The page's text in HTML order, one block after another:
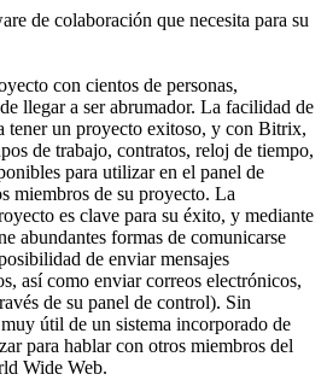
de colaboración que necesita para su
con cientos de personas,
llegar a ser abrumador. La facilidad de
tener un proyecto exitoso, y con Bitrix,
de trabajo, contratos, reloj de tiempo,
para utilizar en el panel de
miembros de su proyecto. La
es clave para su éxito, y mediante
abundantes formas de comunicarse
de enviar mensajes
así como enviar correos electrónicos,
de su panel de control). Sin
útil de un sistema incorporado de
para hablar con otros miembros del
Wide Web.